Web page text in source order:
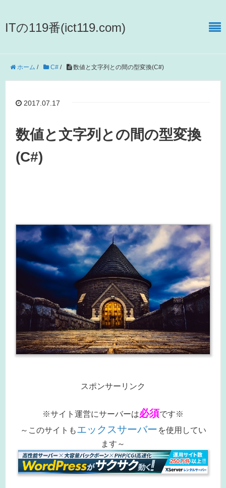
ITの119番(ict119.com)
ホーム / C# / 数値と文字列との間の型変換(C#)
2017.07.17
数値と文字列との間の型変換
(C#)
スポンサーリンク
※サイト運営にサーバーは必須です※
～このサイトもエックスサーバー を使用してい
ます～